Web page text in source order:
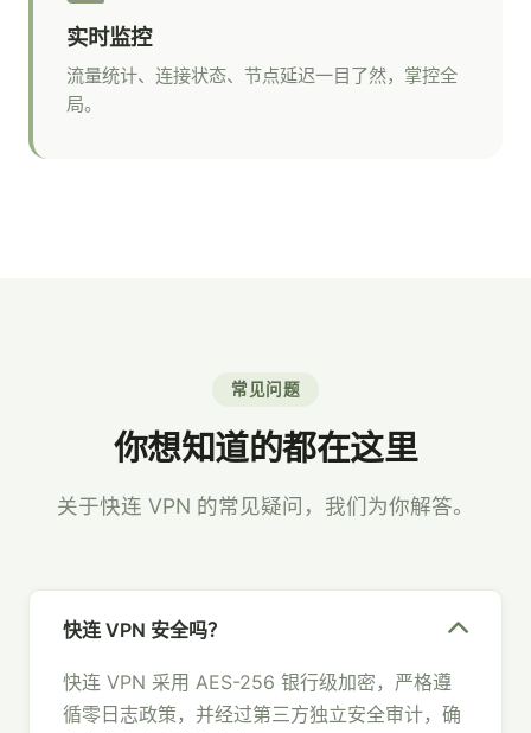
实时监控
流量统计、连接状态、节点延迟一目了然，掌控全
局。
常见问题
你想知道的都在这里
关于快连 VPN 的常见疑问，我们为你解答。
快连 VPN 安全吗？
快连 VPN 采用 AES-256 银行级加密，严格遵
循零日志政策，并经过第三方独立安全审计，确